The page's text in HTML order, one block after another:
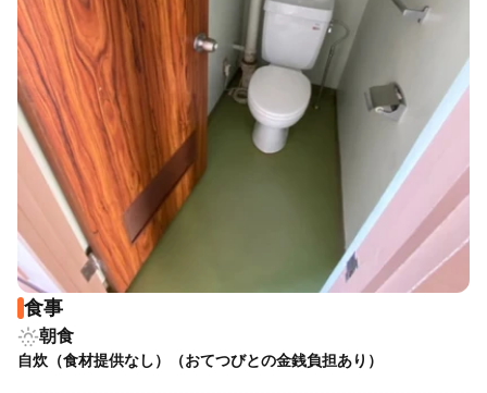
食事
sunny_snowing朝食
自炊（食材提供なし）（おてつびとの金銭負担あり）